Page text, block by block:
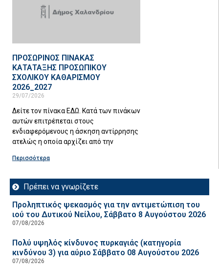
ΠΡΟΣΩΡΙΝΟΣ ΠΙΝΑΚΑΣ
ΚΑΤΑΤΑΞΗΣ ΠΡΟΣΩΠΙΚΟΥ
ΣΧΟΛΙΚΟΥ ΚΑΘΑΡΙΣΜΟΥ
2026_2027
29/07/2026
Δείτε τον πίνακα ΕΔΩ. Κατά των πινάκων
αυτών επιτρέπεται στους
ενδιαφερόμενους η άσκηση αντίρρησης
ατελώς η οποία αρχίζει από την
Περισσότερα
Πρέπει να γνωρίζετε
Προληπτικός ψεκασμός για την αντιμετώπιση του
ιού του Δυτικού Νείλου, Σάββατο 8 Αυγούστου 2026
07/08/2026
Πολύ υψηλός κίνδυνος πυρκαγιάς (κατηγορία
κινδύνου 3) για αύριο Σάββατο 08 Αυγούστου 2026
07/08/2026